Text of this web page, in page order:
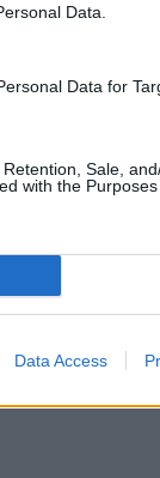
Data.
Data for
Sale,
with the
Data Access